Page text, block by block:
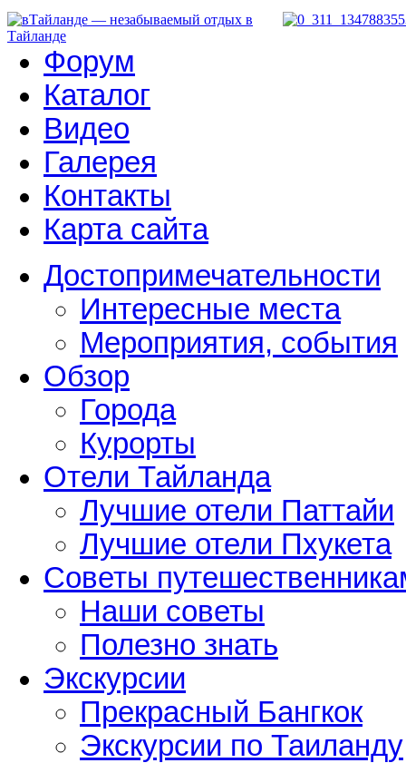
Форум
Каталог
Видео
Галерея
Контакты
Карта сайта
Достопримечательности
Интересные места
Мероприятия, события
Обзор
Города
Курорты
Отели Тайланда
Лучшие отели Паттайи
Лучшие отели Пхукета
Советы
Наши советы
Полезно знать
Экскурсии
Прекрасный Бангкок
Экскурсии по Таиланду